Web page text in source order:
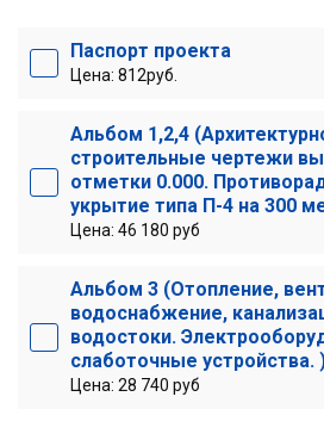
Паспорт проекта
Цена: 812руб.
Альбом 1,2,4
строительные чертежи
отметки 0.000.
укрытие типа П-4 на 300
Цена: 46 180 руб
Альбом 3 (Отопление,
водоснабжение,
водостоки.
слаботочные устройства.
Цена: 28 740 руб